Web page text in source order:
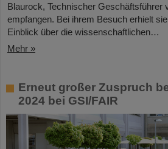
Blaurock, Technischer Geschäftsführer
empfangen. Bei ihrem Besuch erhielt
Einblick über die wissenschaftlichen…
Mehr »
Erneut großer Zuspruch
2024 bei GSI/FAIR